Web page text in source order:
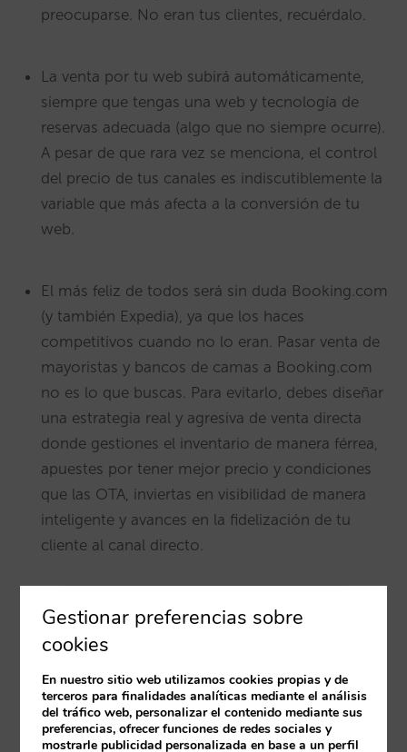
preocuparse. No eran tus clientes, recuérdalo.
La venta por tu web subirá automáticamente,
siempre que tengas una web y tecnología de
reservas adecuada (algo que no siempre ocurre).
A pesar de que rara vez se menciona, el control
del precio de tus canales es indiscutiblemente la
variable que más afecta a la conversión de tu
web.
El más feliz de todos será sin duda Booking.com
(y también Expedia), ya que los haces
competitivos cuando no lo eran. Pasar venta de
mayoristas y bancos de camas a Booking.com
no es lo que buscas. Para evitarlo, debes diseñar
una estrategia real y agresiva de venta directa
donde gestiones el inventario de manera férrea,
apuestes por tener mejor precio y condiciones
que las OTA, inviertas en visibilidad de manera
inteligente y avances en la fidelización de tu
cliente al canal directo.
Gestionar preferencias sobre
cookies
En nuestro sitio web utilizamos cookies propias y de
terceros para finalidades analíticas mediante el análisis
del tráfico web, personalizar el contenido mediante sus
preferencias, ofrecer funciones de redes sociales y
mostrarle publicidad personalizada en base a un perfil